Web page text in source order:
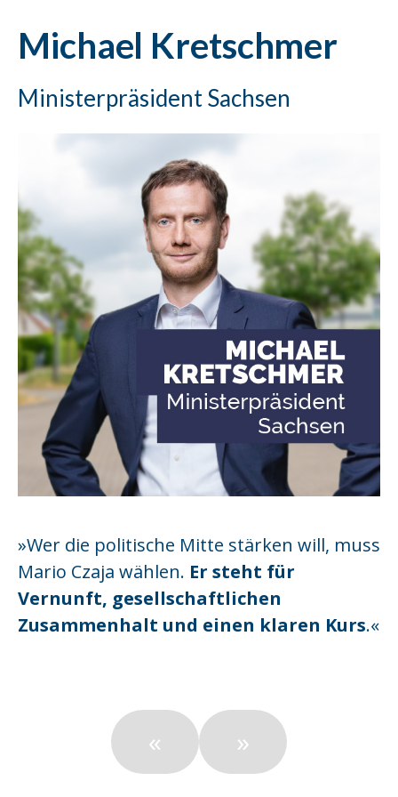
Michael Kretschmer
Ministerpräsident Sachsen
»Wer die politische Mitte stärken will, muss
Mario Czaja wählen. Er steht für
Vernunft, gesellschaftlichen
Zusammenhalt und einen klaren Kurs.«
« »